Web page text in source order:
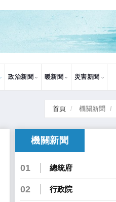
政治新聞 暖新聞 災害新聞
首頁 機關新聞
機關新聞
01 總統府
02 行政院